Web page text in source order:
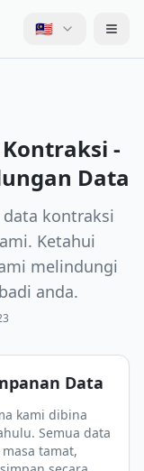
🇲🇾
-
Data
kontraksi
Ketahui
melindungi
anda.
Data
kami dibina
Semua data
tamat,